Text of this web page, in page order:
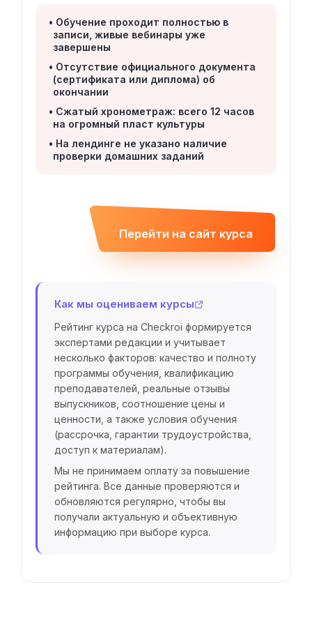
Обучение проходит полностью в
записи, живые вебинары уже
завершены
Отсутствие официального документа
(сертификата или диплома) об
окончании
Сжатый хронометраж: всего 12 часов
на огромный пласт культуры
На лендинге не указано наличие
проверки домашних заданий
Перейти на сайт курса
Как мы оцениваем курсы
Рейтинг курса на Checkroi формируется
экспертами редакции и учитывает
несколько факторов: качество и полноту
программы обучения, квалификацию
преподавателей, реальные отзывы
выпускников, соотношение цены и
ценности, а также условия обучения
(рассрочка, гарантии трудоустройства,
доступ к материалам).
Мы не принимаем оплату за повышение
рейтинга. Все данные проверяются и
обновляются регулярно, чтобы вы
получали актуальную и объективную
информацию при выборе курса.